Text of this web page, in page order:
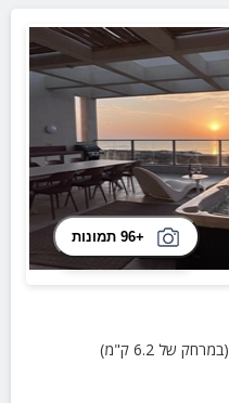
+96 תמונות
(במרחק של 6.2 ק"מ)